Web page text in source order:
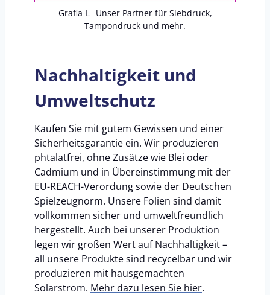
Grafia-L_ Unser Partner für Siebdruck,
Tampondruck und mehr.
Nachhaltigkeit und
Umweltschutz
Kaufen Sie mit gutem Gewissen und einer
Sicherheitsgarantie ein. Wir produzieren
phtalatfrei, ohne Zusätze wie Blei oder
Cadmium und in Übereinstimmung mit der
EU-REACH-Verordung sowie der Deutschen
Spielzeugnorm. Unsere Folien sind damit
vollkommen sicher und umweltfreundlich
hergestellt. Auch bei unserer Produktion
legen wir großen Wert auf Nachhaltigkeit –
all unsere Produkte sind recycelbar und wir
produzieren mit hausgemachten
Solarstrom. Mehr dazu lesen Sie hier.